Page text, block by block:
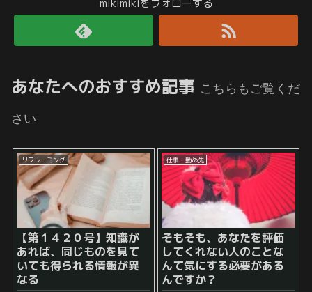
mikimikiをフォローする
あなたへのおすすめ記事 こちらもご覧くだ
さい
リフレーミング
【第１４２０号】知識が
あれば、同じものを見て
いても得られる情報が異
なる
仕事・勤め先
そもそも、あなたを評価
してくれない人のことな
んて気にする必要がある
んですか？